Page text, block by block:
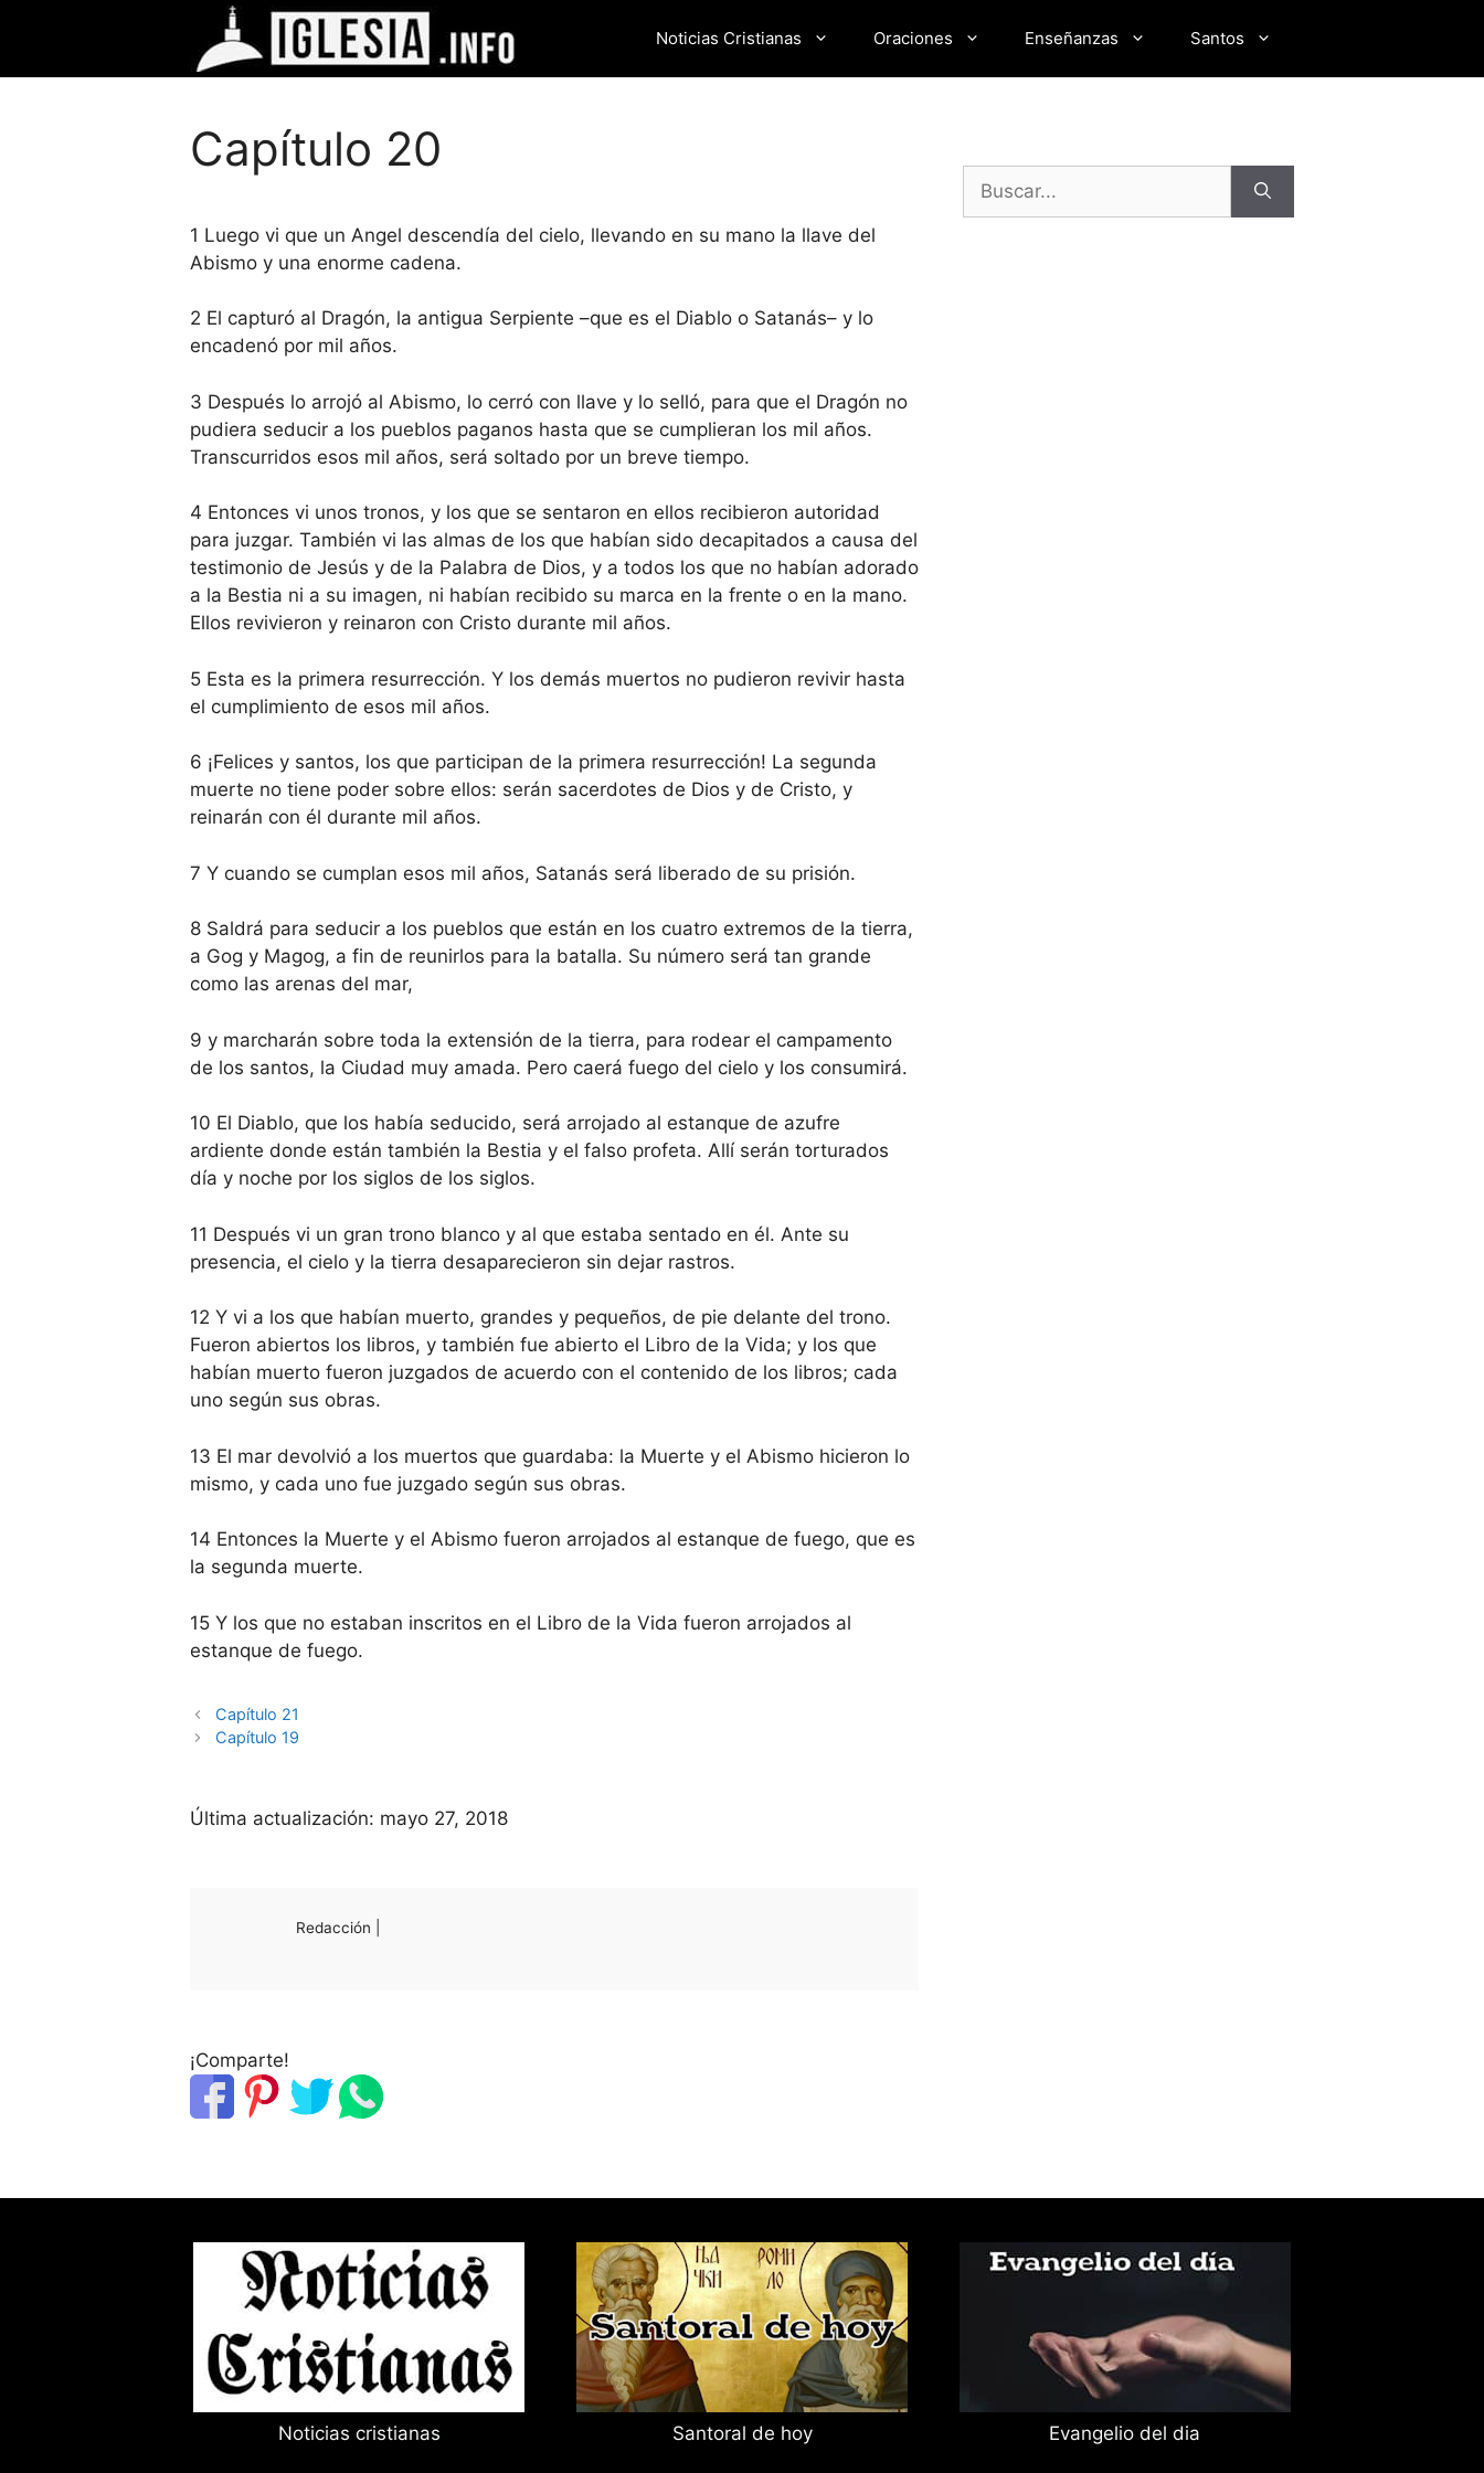
Noticias Cristianas Oraciones Enseñanzas Santos
Capítulo 20
1 Luego vi que un Angel descendía del cielo, llevando en su mano la llave del
Abismo y una enorme cadena.
2 El capturó al Dragón, la antigua Serpiente –que es el Diablo o Satanás– y lo
encadenó por mil años.
3 Después lo arrojó al Abismo, lo cerró con llave y lo selló, para que el Dragón no
pudiera seducir a los pueblos paganos hasta que se cumplieran los mil años.
Transcurridos esos mil años, será soltado por un breve tiempo.
4 Entonces vi unos tronos, y los que se sentaron en ellos recibieron autoridad
para juzgar. También vi las almas de los que habían sido decapitados a causa del
testimonio de Jesús y de la Palabra de Dios, y a todos los que no habían adorado
a la Bestia ni a su imagen, ni habían recibido su marca en la frente o en la mano.
Ellos revivieron y reinaron con Cristo durante mil años.
5 Esta es la primera resurrección. Y los demás muertos no pudieron revivir hasta
el cumplimiento de esos mil años.
6 ¡Felices y santos, los que participan de la primera resurrección! La segunda
muerte no tiene poder sobre ellos: serán sacerdotes de Dios y de Cristo, y
reinarán con él durante mil años.
7 Y cuando se cumplan esos mil años, Satanás será liberado de su prisión.
8 Saldrá para seducir a los pueblos que están en los cuatro extremos de la tierra,
a Gog y Magog, a fin de reunirlos para la batalla. Su número será tan grande
como las arenas del mar,
9 y marcharán sobre toda la extensión de la tierra, para rodear el campamento
de los santos, la Ciudad muy amada. Pero caerá fuego del cielo y los consumirá.
10 El Diablo, que los había seducido, será arrojado al estanque de azufre
ardiente donde están también la Bestia y el falso profeta. Allí serán torturados
día y noche por los siglos de los siglos.
11 Después vi un gran trono blanco y al que estaba sentado en él. Ante su
presencia, el cielo y la tierra desaparecieron sin dejar rastros.
12 Y vi a los que habían muerto, grandes y pequeños, de pie delante del trono.
Fueron abiertos los libros, y también fue abierto el Libro de la Vida; y los que
habían muerto fueron juzgados de acuerdo con el contenido de los libros; cada
uno según sus obras.
13 El mar devolvió a los muertos que guardaba: la Muerte y el Abismo hicieron lo
mismo, y cada uno fue juzgado según sus obras.
14 Entonces la Muerte y el Abismo fueron arrojados al estanque de fuego, que es
la segunda muerte.
15 Y los que no estaban inscritos en el Libro de la Vida fueron arrojados al
estanque de fuego.
Capítulo 21
Capítulo 19
Última actualización: mayo 27, 2018
Redacción |
¡Comparte!
Buscar:
Noticias cristianas Santoral de hoy Evangelio del dia